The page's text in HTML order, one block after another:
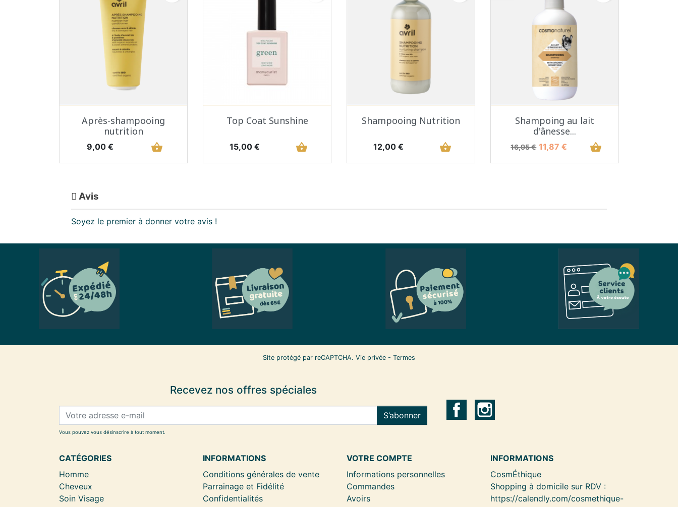
Aperçu rapide
Après-shampooing
nutrition
Prix
9,00 € shopping_basket
Aperçu rapide
Top Coat Sunshine
Prix
15,00 € shopping_basket
Aperçu rapide
Shampooing Nutrition
Prix
12,00 € shopping_basket
Aperçu rapide
Shampoing au lait
d'ânesse...
Prix de base
16,95 € Prix
11,87 € shopping_basket
Avis
Soyez le premier à donner votre avis !
Site protégé par reCAPTCHA. Vie privée - Termes
Recevez nos offres spéciales
S’abonner
Vous pouvez vous désinscrire à tout moment.
CATÉGORIES
Homme
Cheveux
Soin Visage
INFORMATIONS
Conditions générales de vente
Parrainage et Fidélité
Confidentialités
VOTRE COMPTE
Informations personnelles
Commandes
Avoirs
INFORMATIONS
CosmÉthique
Shopping à domicile sur RDV :
https://calendly.com/cosmethique-